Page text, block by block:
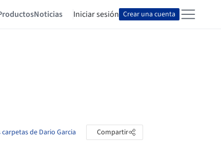
Noticias Iniciar sesión Crear una cuenta
carpetas de Dario Garcia Compartir